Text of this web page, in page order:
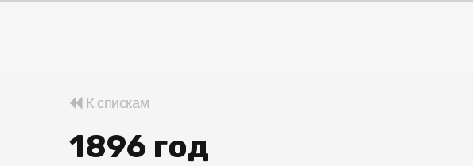
К спискам
1896 год